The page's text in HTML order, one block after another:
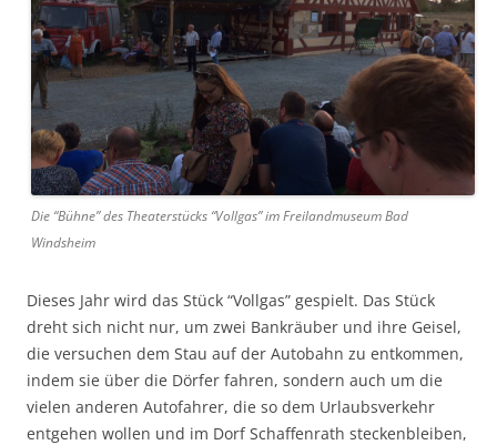
Die “Bühne” des Theaterstücks “Vollgas” im Freilandmuseum Bad
Windsheim
Dieses Jahr wird das Stück “Vollgas” gespielt. Das Stück
dreht sich nicht nur, um zwei Bankräuber und ihre Geisel,
die versuchen dem Stau auf der Autobahn zu entkommen,
indem sie über die Dörfer fahren, sondern auch um die
vielen anderen Autofahrer, die so dem Urlaubsverkehr
entgehen wollen und im Dorf Schaffenrath steckenbleiben,